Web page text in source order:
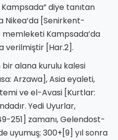
diye tanıtan
Nikea’da [Senirkent-
Kampsada’da
verilmiştir [Har.2].
bir alana kurulu kalesi
Arzawa], Asia eyaleti,
ve el-Avasi [Kurtlar:
Yedi Uyurlar,
251] zamanı, Gelendost-
uyumuş; 300+[9] yıl sonra